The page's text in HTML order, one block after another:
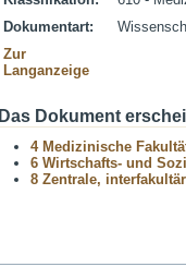
Dokumentart:
Zur
Langanzeige
Das Dokument
4 Medizinische
6 Wirtschafts- und
8 Zentrale,